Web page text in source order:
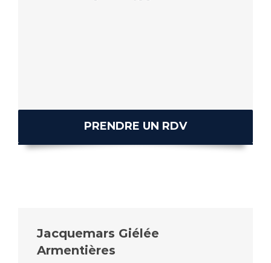
PRENDRE UN RDV
Jacquemars Giélée
Armentières